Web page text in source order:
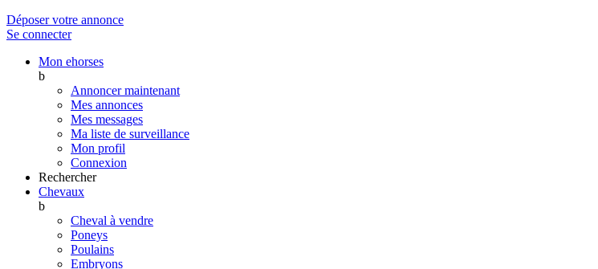
Déposer votre annonce
Se connecter
Mon ehorses
b
Annoncer maintenant
Mes annonces
Mes messages
Ma liste de surveillance
Mon profil
Connexion
Rechercher
Chevaux
b
Cheval à vendre
Poneys
Poulains
Embryons